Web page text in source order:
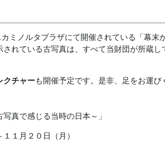
ミノルタプラザにて開催されている「幕末
れている古写真は、すべて当財団が所蔵し
クチャーも開催予定です。是非、足をお運び
真で感じる当時の日本～」
１月２０日（月）